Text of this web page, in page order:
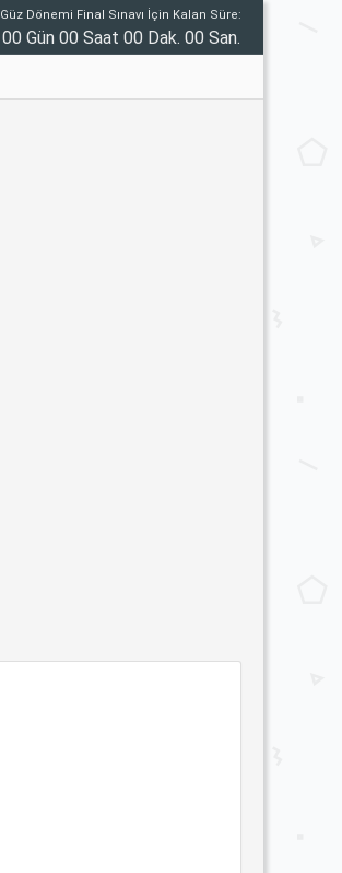
Güz Dönemi Final Sınavı İçin Kalan Süre:
00 Gün 00 Saat 00 Dak. 00 San.